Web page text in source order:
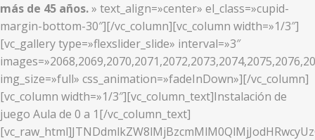
más de 45 años.» text_align=»center» el_class=»cupid-
margin-bottom-30″][/vc_column][vc_column width=»1/3″]
[vc_gallery type=»flexslider_slide» interval=»3″
img_size=»full» css_animation=»fadeInDown»][/vc_column]
[vc_column width=»1/3″][vc_column_text]Instalación de
juego Aula de 0 a 1[/vc_column_text]